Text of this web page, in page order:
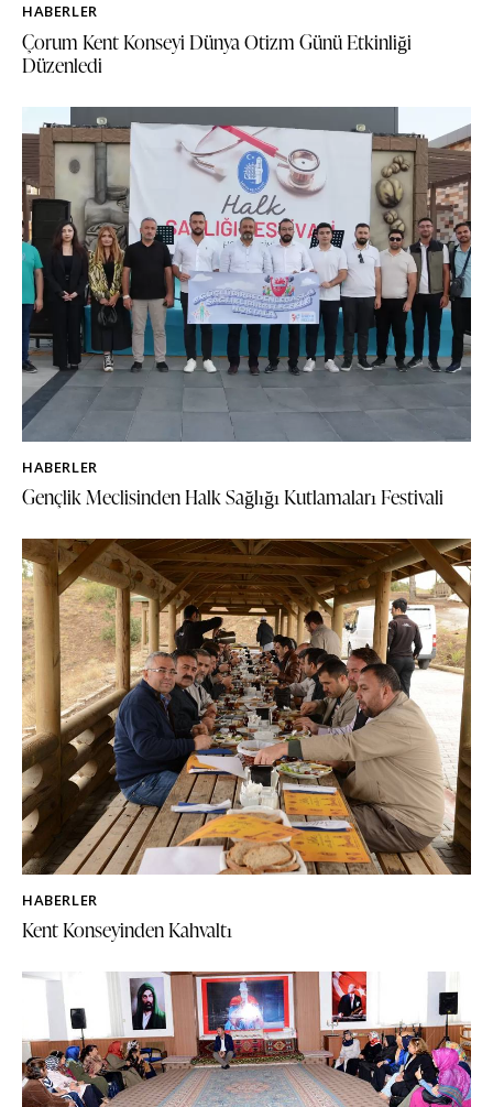
HABERLER
Çorum Kent Konseyi Dünya Otizm Günü Etkinliği
Düzenledi
HABERLER
Gençlik Meclisinden Halk Sağlığı Kutlamaları Festivali
HABERLER
Kent Konseyinden Kahvaltı